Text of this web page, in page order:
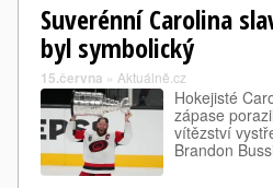
Suverénní Carolina
byl symbolický
15.června » Aktuálně.cz
Hokejisté
zápase
vítězství
Brandon